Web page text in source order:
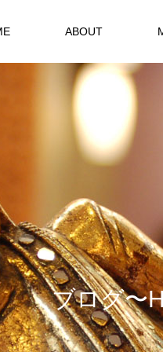
ABOUT
ブログ〜